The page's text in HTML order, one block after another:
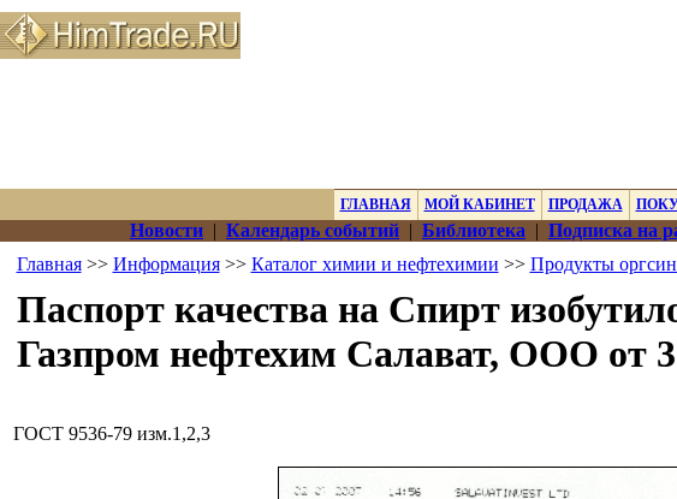
ГЛАВНАЯ МОЙ КАБИНЕТ ПРОДАЖА
Новости | Календарь событий | Библиотека | Подписка на
Главная>> Информация>> Каталог химии и нефтехимии >> Продукты
Паспорт качества на Спирт
Газпром нефтехим Салават, ООО от
ГОСТ 9536-79 изм.1,2,3